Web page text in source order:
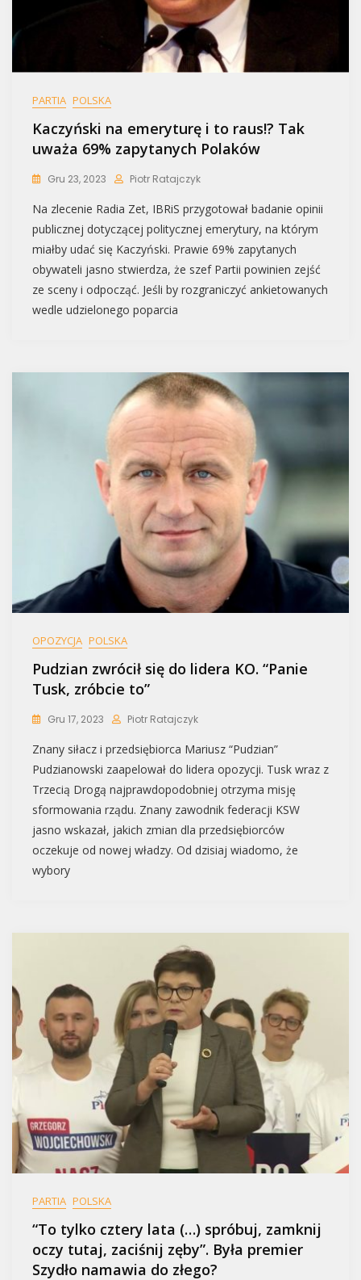
PARTIA POLSKA
Kaczyński na emeryturę i to raus!? Tak
uważa 69% zapytanych Polaków
Gru 23, 2023 Piotr Ratajczyk
Na zlecenie Radia Zet, IBRiS przygotował badanie opinii
publicznej dotyczącej politycznej emerytury, na którym
miałby udać się Kaczyński. Prawie 69% zapytanych
obywateli jasno stwierdza, że szef Partii powinien zejść
ze sceny i odpocząć. Jeśli by rozgraniczyć ankietowanych
wedle udzielonego poparcia
OPOZYCJA POLSKA
Pudzian zwrócił się do lidera KO. “Panie
Tusk, zróbcie to”
Gru 17, 2023 Piotr Ratajczyk
Znany siłacz i przedsiębiorca Mariusz “Pudzian”
Pudzianowski zaapelował do lidera opozycji. Tusk wraz z
Trzecią Drogą najprawdopodobniej otrzyma misję
sformowania rządu. Znany zawodnik federacji KSW
jasno wskazał, jakich zmian dla przedsiębiorców
oczekuje od nowej władzy. Od dzisiaj wiadomo, że
wybory
PARTIA POLSKA
“To tylko cztery lata (…) spróbuj, zamknij
oczy tutaj, zaciśnij zęby”. Była premier
Szydło namawia do złego?